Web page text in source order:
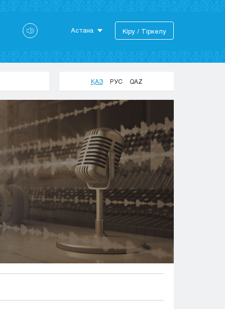
Астана
Актобе
Жезказган
Караганда
Кокшетау
Костанай
Кызылорда
Павлодар
Петропавловск
Семей
Тараз
Туркестан
Уральск
Усть-Каменогорск
Шымкент
Кіру / Тіркелу
ҚАЗ РУС QAZ